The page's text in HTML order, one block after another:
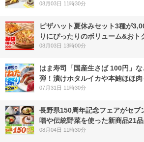
08月03日 11時30分
ピザハット夏休みセット3種が
りにぴったりのボリューム&おト
08月03日 13時00分
はま寿司「国産生さば 100円」
弾！漬けホタルイカや本鮪ほほ肉
07月31日 11時30分
長野県150周年記念フェアがセ
噌や伝統野菜を使った新商品21
08月04日 11時30分